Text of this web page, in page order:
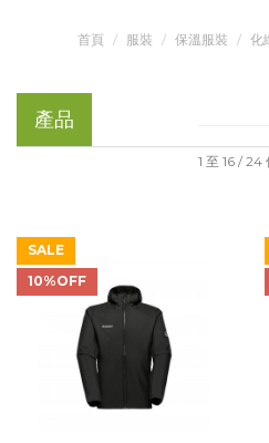
首頁 服裝 保溫服裝 化
產品
1 至 16 / 24
SALE
10%OFF